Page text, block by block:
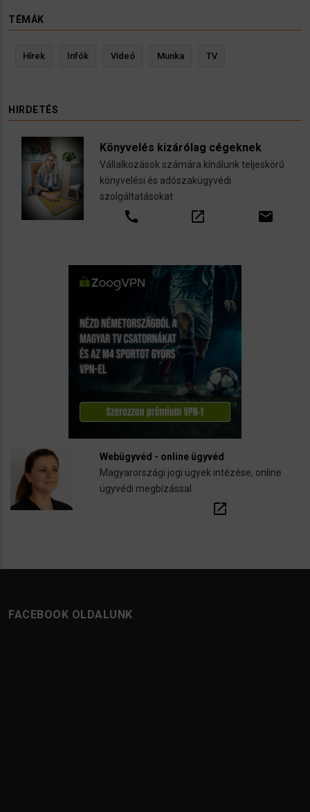
TÉMÁK
Hírek Infók Videó Munka TV
HIRDETÉS
Könyvelés kizárólag cégeknek
Vállalkozások számára kínálunk teljeskörű
könyvelési és adószakügyvédi
szolgáltatásokat
call open_in_new email
Webügyvéd - online ügyvéd
Magyarországi jogi ügyek intézése, online
ügyvédi megbízással
open_in_new
FACEBOOK OLDALUNK